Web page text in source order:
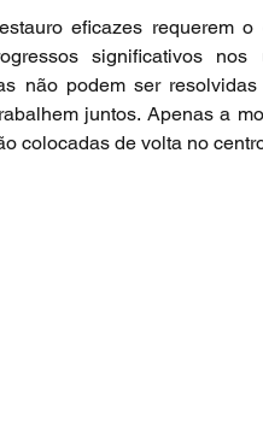
eficazes requerem
significativos
juntos. Apenas a
colocadas de volta no